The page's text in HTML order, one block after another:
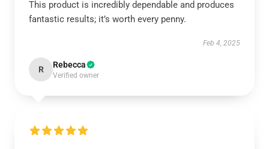
This product is incredibly dependable and produces
fantastic results; it’s worth every penny.
Feb 4, 2025
R Rebecca
Verified owner